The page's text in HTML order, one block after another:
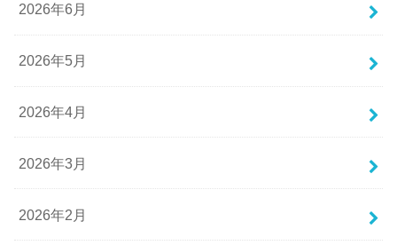
2026年6月
2026年5月
2026年4月
2026年3月
2026年2月